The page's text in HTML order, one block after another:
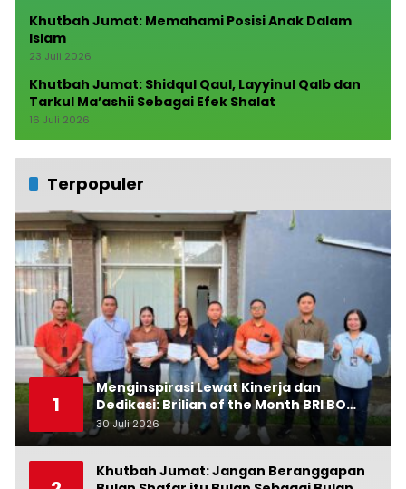
Khutbah Jumat: Memahami Posisi Anak Dalam
Islam
23 Juli 2026
Khutbah Jumat: Shidqul Qaul, Layyinul Qalb dan
Tarkul Ma’ashii Sebagai Efek Shalat
16 Juli 2026
Terpopuler
1
Menginspirasi Lewat Kinerja dan
Dedikasi: Brilian of the Month BRI BO
Ubud Bulan Juni
30 Juli 2026 0
Khutbah Jumat: Jangan Beranggapan